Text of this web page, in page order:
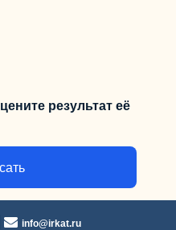
результат её
info@irkat.ru